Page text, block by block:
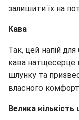
залишити їх на
Кава
Так, цей напій
кава натщесерце
шлунку та
власного
Велика